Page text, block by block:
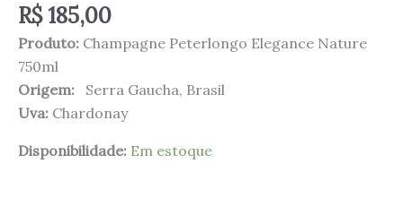
R$185,00
Produto: Champagne Peterlongo Elegance Nature
750ml
Origem: Serra Gaucha, Brasil
Uva: Chardonay
Disponibilidade: Em estoque